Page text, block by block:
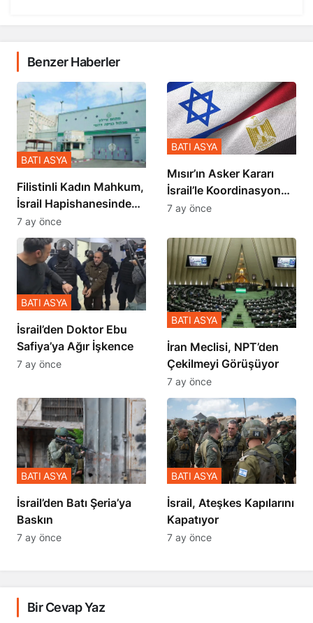
Benzer Haberler
Filistinli Kadın Mahkum,
İsrail Hapishanesindeki
Zulmü Anlattı
BATI ASYA
7 ay önce
Mısır’ın Asker Kararı
İsrail’le Koordinasyon
İçinde Gerçekleşmiş
BATI ASYA
7 ay önce
İsrail’den Doktor Ebu
Safiya’ya Ağır İşkence
BATI ASYA
7 ay önce
İran Meclisi, NPT’den
Çekilmeyi Görüşüyor
BATI ASYA
7 ay önce
​​​​​​​İsrail’den Batı Şeria’ya
Baskın
BATI ASYA
7 ay önce
İsrail, Ateşkes Kapılarını
Kapatıyor
BATI ASYA
7 ay önce
Bir Cevap Yaz